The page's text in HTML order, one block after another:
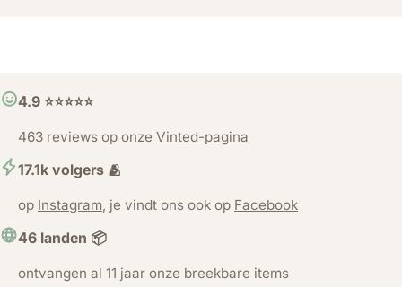
4.9 ⭐️⭐️⭐️⭐️⭐️
463 reviews op onze Vinted-pagina
17.1k volgers 🫂
op Instagram, je vindt ons ook op Facebook
46 landen 📦
ontvangen al 11 jaar onze breekbare items